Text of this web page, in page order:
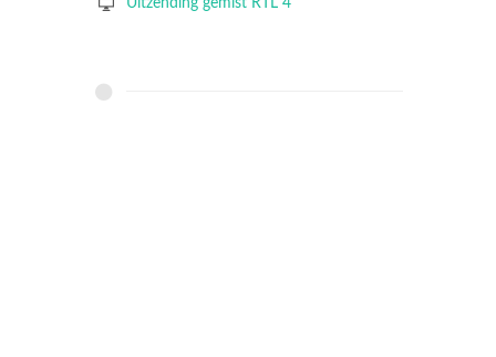
Uitzending gemist RTL 4